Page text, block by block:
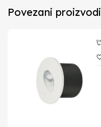
Povezani proizvodi